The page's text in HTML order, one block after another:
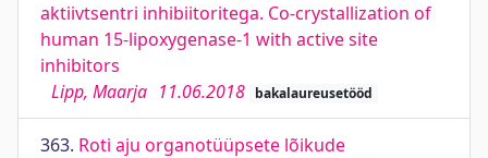
aktiivtsentri inhibiitoritega. Co-crystallization of
human 15-lipoxygenase-1 with active site
inhibitors
Lipp, Maarja 11.06.2018 bakalaureusetööd
363. Roti aju organotüüpsete lõikude